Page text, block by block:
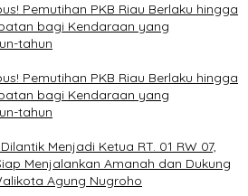
Pemutihan PKB Riau Berlaku hingga
bagi Kendaraan yang
tahun
Pemutihan PKB Riau Berlaku hingga
bagi Kendaraan yang
tahun
Menjadi Ketua RT. 01 RW 07,
Menjalankan Amanah dan Dukung
Agung Nugroho